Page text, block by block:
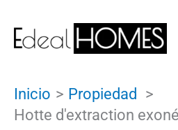
Inicio
Propiedad
Hotte d'extraction